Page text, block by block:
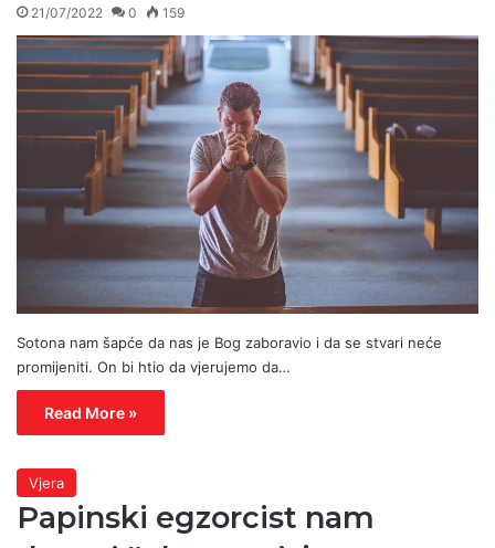
21/07/2022 0 159
Sotona nam šapće da nas je Bog zaboravio i da se stvari neće
promijeniti. On bi htio da vjerujemo da…
Read More »
Vjera
Papinski egzorcist nam